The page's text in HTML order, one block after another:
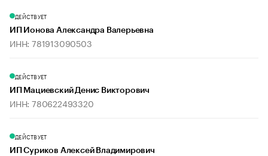
ДЕЙСТВУЕТ
ИП Ионова Александра Валерьевна
ИНН: 781913090503
ДЕЙСТВУЕТ
ИП Мациевский Денис Викторович
ИНН: 780622493320
ДЕЙСТВУЕТ
ИП Суриков Алексей Владимирович